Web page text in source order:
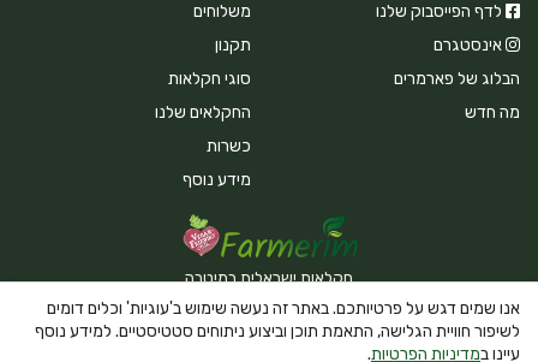
לדף הפייסבוק שלנו
אינסטגרם
הבלוג של פארמרים
מה חדש
משלוחים
תקנון
סוגי חקלאות
החקלאים שלנו
כשרות
מידע נוסף
חקלאות ישראלית במיטבה
אנו שמים דגש על פרטיותכם. באתר זה נעשה שימוש ב'עוגיות' וכלים דומים
לשיפור חוויית הגלישה, התאמת תוכן וביצוע ניתוחים סטטיסטיים. למידע נוסף
עיינו במדיניות הפרטיות.